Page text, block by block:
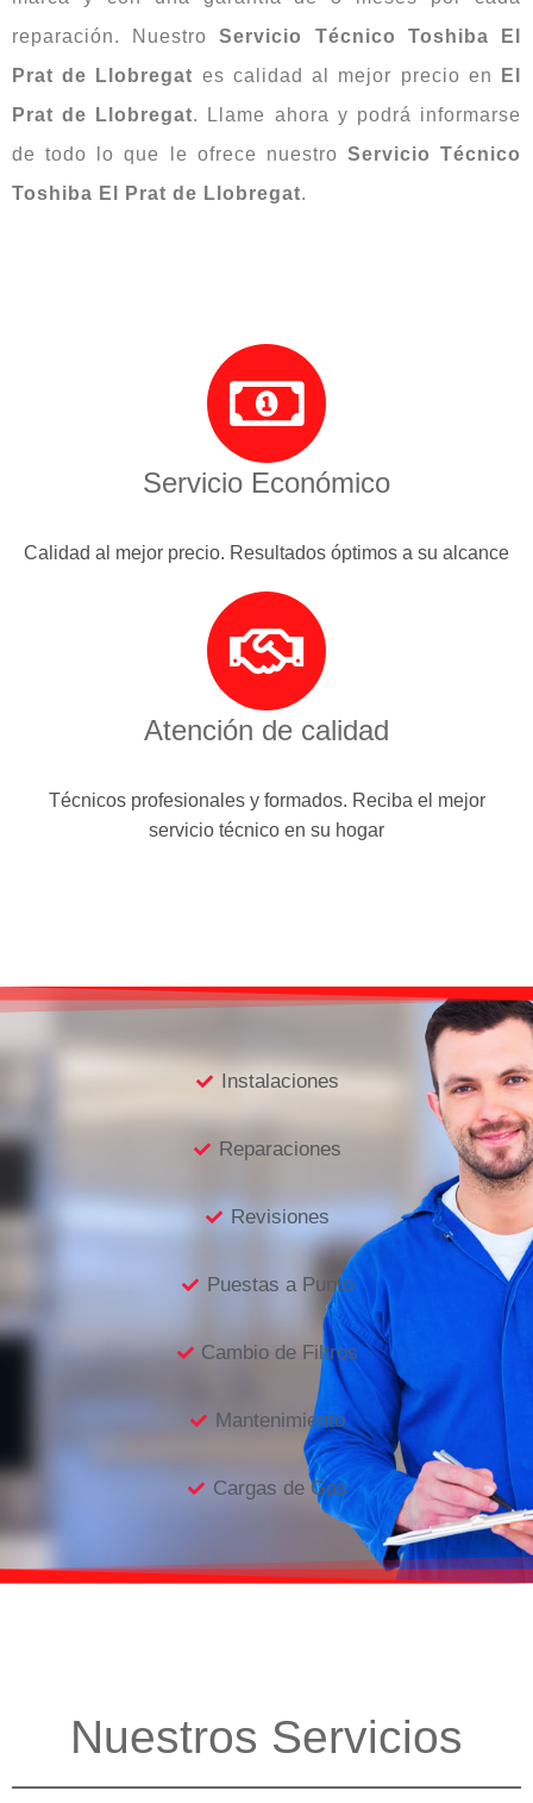
reparación. NuestroServicio Técnico Toshiba El
Prat de Llobregat es calidad al mejor precio en
El
Prat de Llobregat. Llame ahora y podrá informarse
de todo lo que le ofrece nuestro Servicio Técnico
Toshiba El Prat de Llobregat.
Servicio Económico
Calidad al mejor precio. Resultados óptimos a su alcance
Atención de calidad
Técnicos profesionales y formados. Reciba el mejor
servicio técnico en su hogar
Instalaciones
Reparaciones
Revisiones
Puestas a Punto
Cambio de Filtros
Mantenimiento
Cargas de Gas
Nuestros Servicios